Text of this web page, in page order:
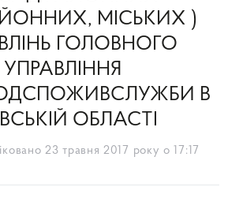
МІСЬКИХ )
ГОЛОВНОГО
УПРАВЛІННЯ
В
ОБЛАСТІ
23 травня 2017 року о 17:17